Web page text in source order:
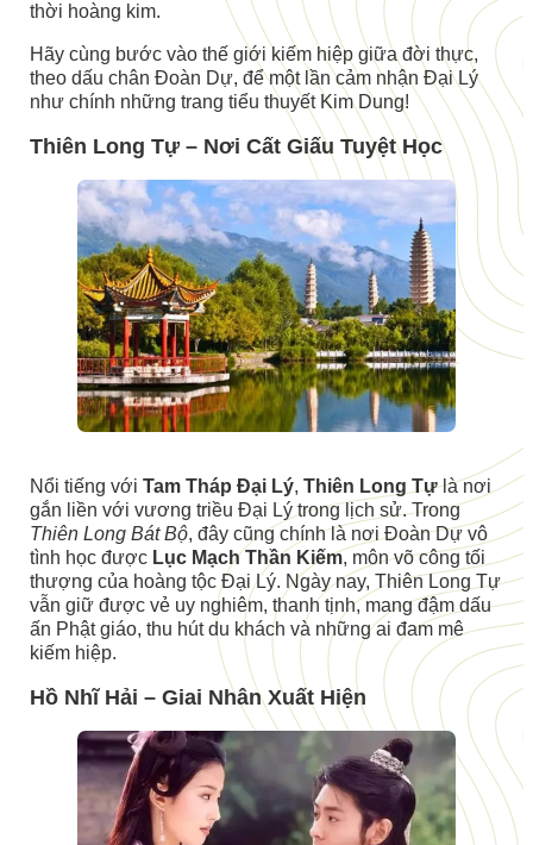
thời hoàng kim.
Hãy cùng bước vào thế giới kiếm hiệp giữa đời thực,
theo dấu chân Đoàn Dự, để một lần cảm nhận Đại Lý
như chính những trang tiểu thuyết Kim Dung!
Thiên Long Tự – Nơi Cất Giấu Tuyệt Học
Nổi tiếng vớiTam Tháp Đại Lý,Thiên Long Tựlà nơi
gắn liền với vương triều Đại Lý trong lịch sử. Trong
Thiên Long Bát Bộ, đây cũng chính là nơi Đoàn Dự vô
tình học được Lục Mạch Thần Kiếm, môn võ công tối
thượng của hoàng tộc Đại Lý. Ngày nay, Thiên Long Tự
vẫn giữ được vẻ uy nghiêm, thanh tịnh, mang đậm dấu
ấn Phật giáo, thu hút du khách và những ai đam mê
kiếm hiệp.
Hồ Nhĩ Hải – Giai Nhân Xuất Hiện